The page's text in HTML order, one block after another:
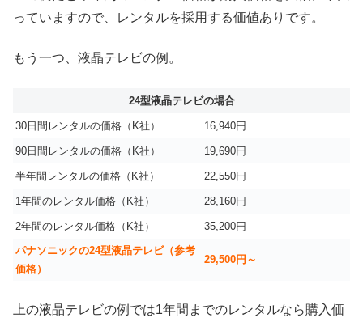
っていますので、レンタルを採用する価値ありです。
もう一つ、液晶テレビの例。
24型液晶テレビの場合
30日間レンタルの価格（K社） 16,940円
90日間レンタルの価格（K社） 19,690円
半年間レンタルの価格（K社） 22,550円
1年間のレンタル価格（K社） 28,160円
2年間のレンタル価格（K社）
35,200円
パナソニックの24型液晶テレビ（参考
価格）
29,500円～
上の液晶テレビの例では1年間までのレンタルなら購入価